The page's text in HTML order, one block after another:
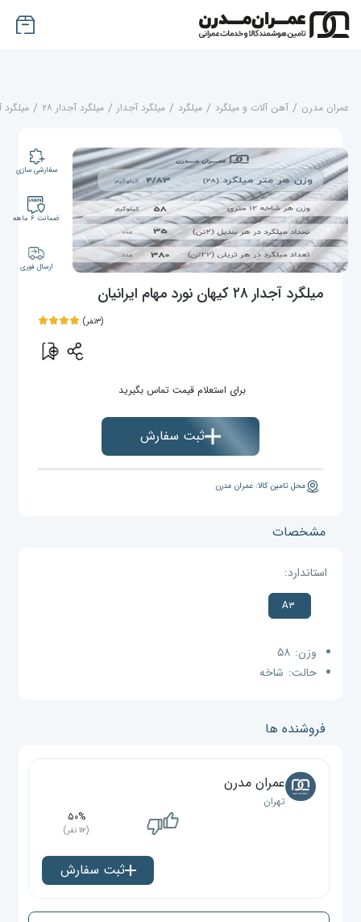
عمران مدرن / آهن آلات و میلگرد / میلگرد / میلگرد آجدار / میلگرد آجدار ۲۸ / میلگرد آجدار ۲۸
سفارشی سازی
ضمانت ۶ ماهه
ارسال فوری
میلگرد آجدار ۲۸ کیهان نورد مهام ایرانیان
(۳نفر)
برای استعلام قیمت تماس بگیرید
ثبت سفارش
محل تامین کالا: عمران مدرن
مشخصات
استاندارد:
A۳
وزن: ۵۸
حالت: شاخه
فروشنده ها
عمران مدرن
تهران
۵۰%
(۱۱۲ نفر)
ثبت سفارش